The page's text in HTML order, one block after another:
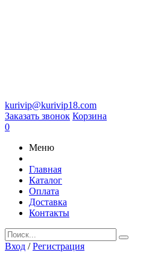
kurivip@kurivip18.com
Заказать звонок Корзина
0
Меню
Главная
Каталог
Оплата
Доставка
Контакты
Вход /Регистрация